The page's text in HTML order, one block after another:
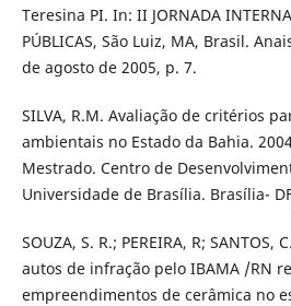
Teresina PI. In: II JORNADA
PÚBLICAS, São Luiz, MA, Brasil.
de agosto de 2005, p. 7.
SILVA, R.M. Avaliação de critérios
ambientais no Estado da Bahia.
Mestrado. Centro de
Universidade de Brasília. Brasília-
SOUZA, S. R.; PEREIRA, R;
autos de infração pelo IBAMA /RN
empreendimentos de cerâmica no